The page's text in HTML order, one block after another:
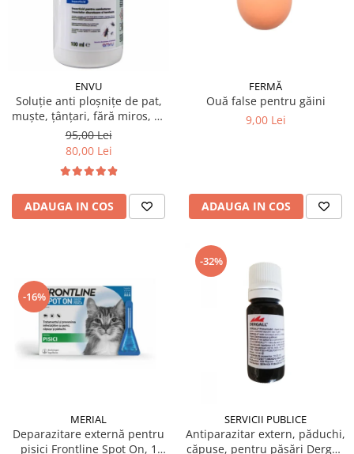
ENVU
Soluție anti ploșnițe de pat,
muște, țânțari, fără miros, K-
OTHRINE SC 7.5 Flow 100 ml
95,00 Lei
80,00 Lei
ADAUGA IN COS
FERMĂ
Ouă false pentru găini
9,00 Lei
ADAUGA IN COS
-16%
MERIAL
Deparazitare externă pentru
pisici Frontline Spot On, 1
-32%
SERVICII PUBLICE
Antiparazitar extern, păduchi,
căpuşe, pentru păsări Dergall